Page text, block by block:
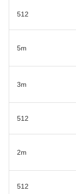
512
5m
3m
512
2m
512